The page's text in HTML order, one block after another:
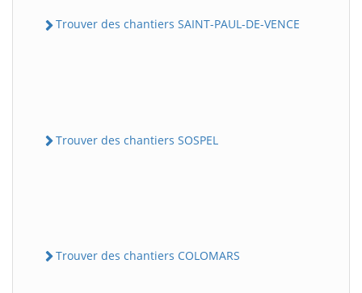
Trouver des chantiers SAINT-PAUL-DE-VENCE
Trouver des chantiers SOSPEL
Trouver des chantiers COLOMARS